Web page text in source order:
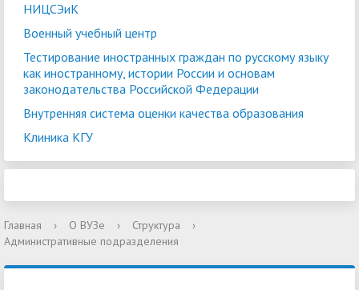
НИЦСЭиК
Военный учебный центр
Тестирование иностранных граждан по русскому языку
как иностранному, истории России и основам
законодательства Российской Федерации
Внутренняя система оценки качества образования
Клиника КГУ
Главная › О ВУЗе › Структура
›
Административные подразделения